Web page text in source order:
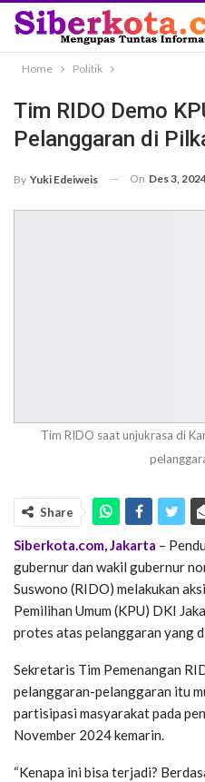
Home Politik
Tim RIDO Demo
Pelanggaran di
By Yuki Edeiweis On Des 3,
Tim RIDO saat unjukrasa di
Share
Siberkota.com, Jakarta –
gubernur dan wakil gubernur
Suswono (RIDO) melakukan
Pemilihan Umum (KPU) DKI
protes atas pelanggaran yang
Sekretaris Tim Pemenangan
pelanggaran-pelanggaran itu
partisipasi masyarakat pada
November 2024 kemarin.
“Kenapa ini bisa terjadi?